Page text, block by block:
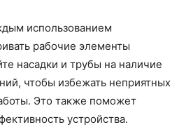
использованием
рабочие элементы
насадки и трубы на наличие
чтобы избежать неприятных
Это также поможет
устройства.